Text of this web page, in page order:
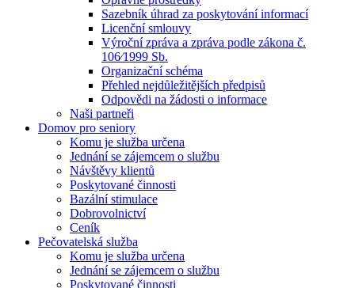
Sazebník úhrad za poskytování informací
Licenční smlouvy
Výroční zpráva a zpráva podle zákona č.
106⁄1999 Sb.
Organizační schéma
Přehled nejdůležitějších předpisů
Odpovědi na žádosti o informace
Naši partneři
Domov pro seniory
Komu je služba určena
Jednání se zájemcem o službu
Návštěvy klientů
Poskytované činnosti
Bazální stimulace
Dobrovolnictví
Ceník
Pečovatelská služba
Komu je služba určena
Jednání se zájemcem o službu
Poskytované činnosti